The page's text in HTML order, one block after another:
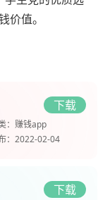
价值。
下载
： 赚钱app
： 2022-02-04
下载